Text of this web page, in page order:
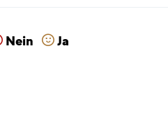
Nein Ja